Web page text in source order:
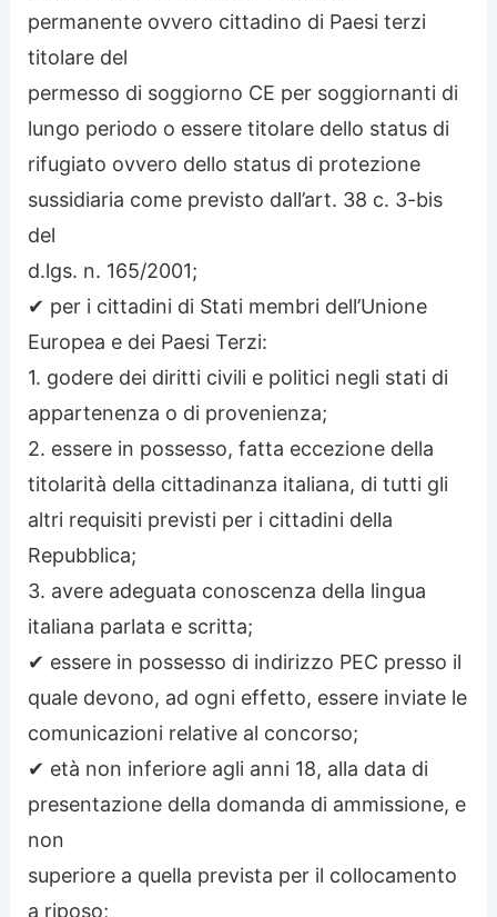
permanente ovvero cittadino di Paesi terzi
titolare del
permesso di soggiorno CE per soggiornanti di
lungo periodo o essere titolare dello status di
rifugiato ovvero dello status di protezione
sussidiaria come previsto dall’art. 38 c. 3-bis
del
d.lgs. n. 165/2001;
✔ per i cittadini di Stati membri dell’Unione
Europea e dei Paesi Terzi:
1. godere dei diritti civili e politici negli stati di
appartenenza o di provenienza;
2. essere in possesso, fatta eccezione della
titolarità della cittadinanza italiana, di tutti gli
altri requisiti previsti per i cittadini della
Repubblica;
3. avere adeguata conoscenza della lingua
italiana parlata e scritta;
✔ essere in possesso di indirizzo PEC presso il
quale devono, ad ogni effetto, essere inviate le
comunicazioni relative al concorso;
✔ età non inferiore agli anni 18, alla data di
presentazione della domanda di ammissione, e
non
superiore a quella prevista per il collocamento
a riposo;